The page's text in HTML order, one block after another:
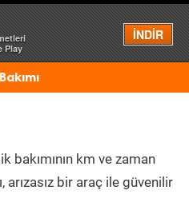
Play
İNDİR
Menü
bakımının km ve zaman
arızasız bir araç ile güvenilir